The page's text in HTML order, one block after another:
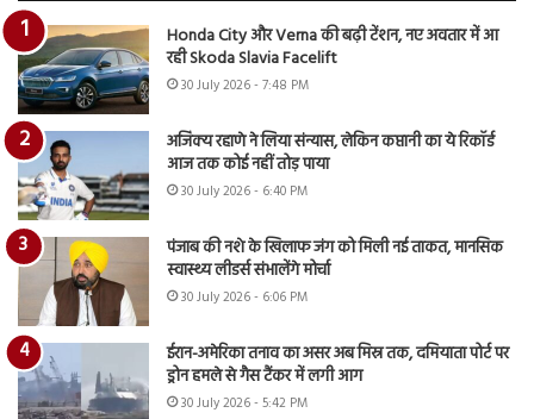
Honda City और Verna की बढ़ी टेंशन, नए अवतार में आ
रही Skoda Slavia Facelift
30 July 2026 - 7:48 PM
अजिंक्य रहाणे ने लिया संन्यास, लेकिन कप्तानी का ये रिकॉर्ड
आज तक कोई नहीं तोड़ पाया
30 July 2026 - 6:40 PM
पंजाब की नशे के खिलाफ जंग को मिली नई ताकत, मानसिक
स्वास्थ्य लीडर्स संभालेंगे मोर्चा
30 July 2026 - 6:06 PM
ईरान-अमेरिका तनाव का असर अब मिस्र तक, दमियाता पोर्ट पर
ड्रोन हमले से गैस टैंकर में लगी आग
30 July 2026 - 5:42 PM